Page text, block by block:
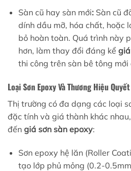
Sàn cũ hay sàn mới:Sàn cũ
dính dầu mỡ, hóa chất, hoặc
bỏ hoàn toàn. Quá trình này
hơn, làm thay đổi đáng kể
thi công trên sàn bê tông mới
Loại Sơn Epoxy Và Thương Hiệu
Thị trường có đa dạng các loại
đặc tính và giá thành khác
đến giá sơn sàn epoxy:
Sơn epoxy hệ lăn (Roller
tạo lớp phủ mỏng (0.2-